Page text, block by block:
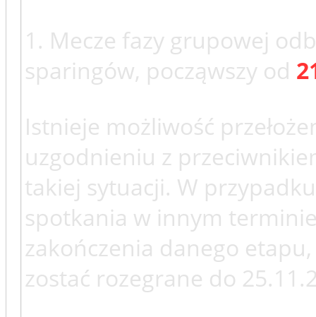
1. Mecze fazy grupowej
sparingów, począwszy od
Istnieje możliwość
uzgodnieniu z
takiej sytuacji. W
spotkania w innym
zakończenia danego
zostać rozegrane do